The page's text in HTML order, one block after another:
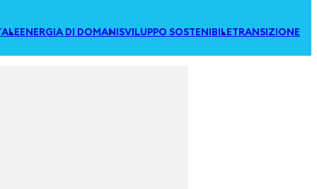
ENERGIA DI DOMANI SVILUPPO SOSTENIBILETRANSIZIONE